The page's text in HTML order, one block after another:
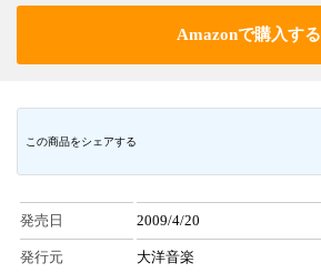
Amazonで購入する
この商品をシェアする
発売日 2009/4/20
発行元 大洋音楽